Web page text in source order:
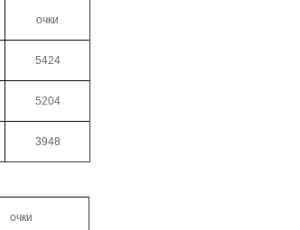
очки
5424
5204
3948
очки